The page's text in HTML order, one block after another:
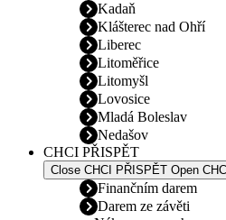
Kadaň
Klášterec nad Ohří
Liberec
Litoměřice
Litomyšl
Lovosice
Mladá Boleslav
Nedašov
CHCI PŘISPĚT
Close CHCI PŘISPĚT Open
Finančním darem
Darem ze závěti